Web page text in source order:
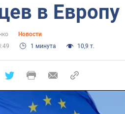
в Европу
Новости
1 минута 10,9 т.